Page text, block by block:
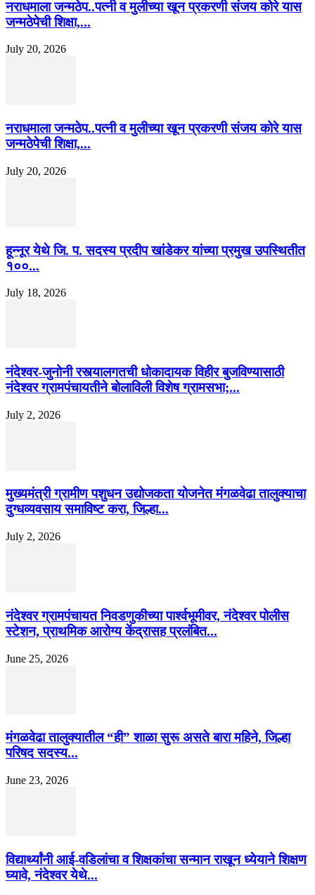
नराधमाला जन्मठेप..पत्नी व मुलीच्या खून प्रकरणी संजय कोरे यास
जन्मठेपेची शिक्षा,...
July 20, 2026
नराधमाला जन्मठेप..पत्नी व मुलीच्या खून प्रकरणी संजय कोरे यास
जन्मठेपेची शिक्षा,...
July 20, 2026
हून्नूर येथे जि. प. सदस्य प्रदीप खांडेकर यांच्या प्रमुख उपस्थितीत
१००...
July 18, 2026
नंदेश्वर-जुनोनी रस्त्यालगतची धोकादायक विहीर बुजविण्यासाठी
नंदेश्वर ग्रामपंचायतीने बोलाविली विशेष ग्रामसभा;...
July 2, 2026
मुख्यमंत्री ग्रामीण पशुधन उद्योजकता योजनेत मंगळवेढा तालुक्याचा
दुग्धव्यवसाय समाविष्ट करा, जिल्हा...
July 2, 2026
नंदेश्वर ग्रामपंचायत निवडणुकीच्या पार्श्वभूमीवर, नंदेश्वर पोलीस
स्टेशन, प्राथमिक आरोग्य केंद्रासह प्रलंबित...
June 25, 2026
मंगळवेढा तालुक्यातील “ही” शाळा सुरू असते बारा महिने, जिल्हा
परिषद सदस्य...
June 23, 2026
विद्यार्थ्यांनी आई-वडिलांचा व शिक्षकांचा सन्मान राखून ध्येयाने शिक्षण
घ्यावे, नंदेश्वर येथे...